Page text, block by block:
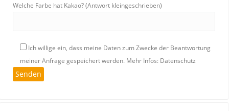
Welche Farbe hat Kakao? (Antwort kleingeschrieben)
Ich willige ein, dass meine Daten zum Zwecke der Beantwortung
meiner Anfrage gespeichert werden. Mehr Infos: Datenschutz